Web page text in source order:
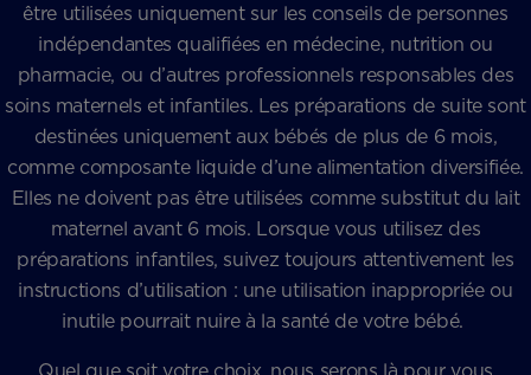
être utilisées uniquement sur les conseils de personnes
indépendantes qualifiées en médecine, nutrition ou
pharmacie, ou d’autres professionnels responsables des
soins maternels et infantiles. Les préparations de suite sont
destinées uniquement aux bébés de plus de 6 mois,
comme composante liquide d’une alimentation diversifiée.
Elles ne doivent pas être utilisées comme substitut du lait
maternel avant 6 mois. Lorsque vous utilisez des
préparations infantiles, suivez toujours attentivement les
instructions d’utilisation : une utilisation inappropriée ou
inutile pourrait nuire à la santé de votre bébé.